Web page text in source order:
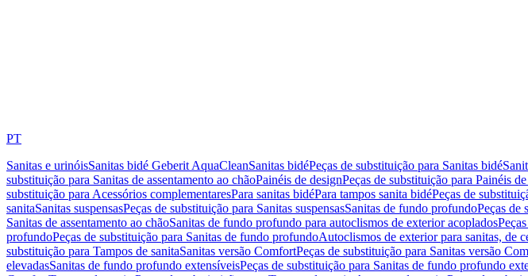
PT
Sanitas e urinóisSanitas bidé Geberit AquaCleanSanitas bidéPeças de substituição para Sanitas bidé
substituição para Sanitas de assentamento ao chãoPainéis de designPeças de substituição para Painéis
substituição para Acessórios complementaresPara sanitas bidéPara tampos sanita bidéPeças de
sanitaSanitas suspensasPeças de substituição para Sanitas suspensasSanitas de fundo profundoPeças de
Sanitas de assentamento ao chãoSanitas de fundo profundo para autoclismos de exterior acoplados
profundoPeças de substituição para Sanitas de fundo profundoAutoclismos de exterior para sanitas, de
substituição para Tampos de sanitaSanitas versão ComfortPeças de substituição para Sanitas versão
elevadasSanitas de fundo profundo extensíveisPeças de substituição para Sanitas de fundo profundo